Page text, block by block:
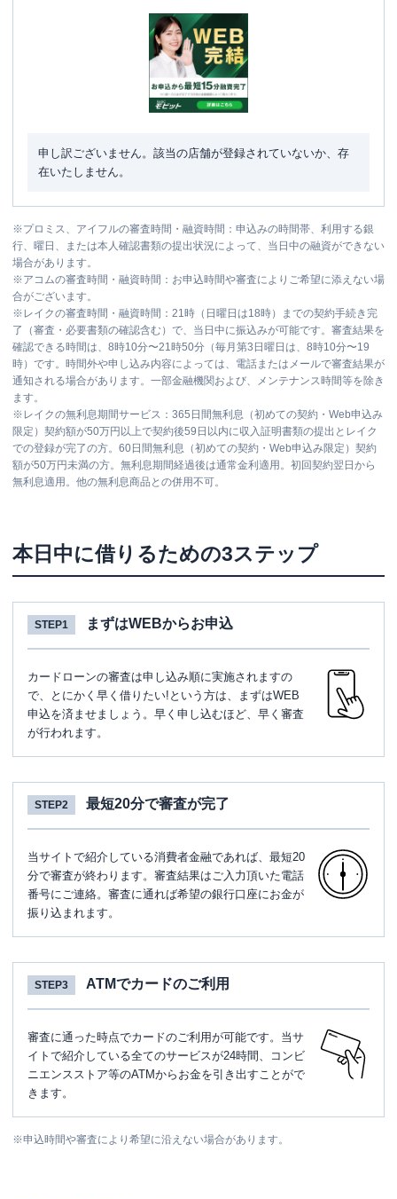
申し訳ございません。該当の店舗が登録されていないか、存
在いたしません。
※プロミス、アイフルの審査時間・融資時間：申込みの時間帯、利用する銀
行、曜日、または本人確認書類の提出状況によって、当日中の融資ができない
場合があります。
※アコムの審査時間・融資時間：お申込時間や審査によりご希望に添えない場
合がございます。
※ レイクの審査時間・融資時間：21時（日曜日は18時）までの契約手続き完
了（審査・必要書類の確認含む）で、当日中に振込みが可能です。審査結果を
確認できる時間は、8時10分〜21時50分（毎月第3日曜日は、8時10分〜19
時）です。時間外や申し込み内容によっては、電話またはメールで審査結果が
通知される場合があります。一部金融機関および、メンテナンス時間等を除き
ます。
※ レイクの無利息期間サービス：365日間無利息（初めての契約・Web申込み
限定）契約額が50万円以上で契約後59日以内に収入証明書類の提出とレイク
での登録が完了の方。60日間無利息（初めての契約・Web申込み限定）契約
額が50万円未満の方。無利息期間経過後は通常金利適用。初回契約翌日から
無利息適用。他の無利息商品との併用不可。
本日中に借りるための3ステップ
STEP1 まずはWEBからお申込
カードローンの審査は申し込み順に実施されますの
で、とにかく早く借りたい!という方は、まずはWEB
申込を済ませましょう。早く申し込むほど、早く審査
が行われます。
STEP2 最短20分で審査が完了
当サイトで紹介している消費者金融であれば、最短20
分で審査が終わります。審査結果はご入力頂いた電話
番号にご連絡。審査に通れば希望の銀行口座にお金が
振り込まれます。
STEP3 ATMでカードのご利用
審査に通った時点でカードのご利用が可能です。当サ
イトで紹介している全てのサービスが24時間、コンビ
ニエンスストア等のATMからお金を引き出すことがで
きます。
※申込時間や審査により希望に沿えない場合があります。